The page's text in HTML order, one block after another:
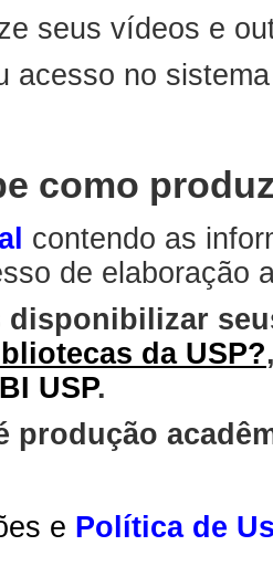
seus vídeos e
acesso no
como
contendo as
de elaboração
disponibilizar
da USP?
USP.
produção
e Política de